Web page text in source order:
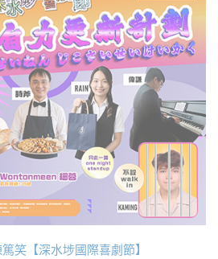
笑【深水埗國際喜劇節】